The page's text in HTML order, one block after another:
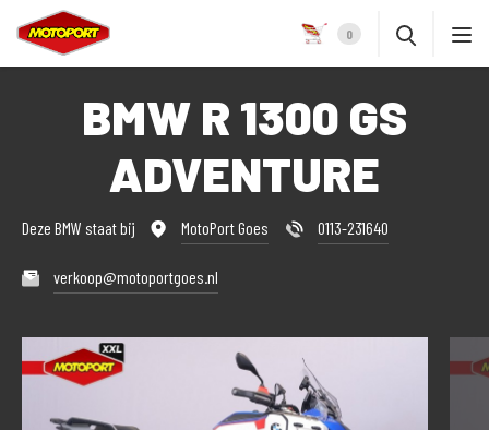
0
BMW R 1300 GS
ADVENTURE
Deze BMW staat bij MotoPort Goes 0113-231640
verkoop@motoportgoes.nl